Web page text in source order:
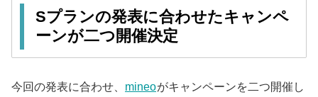
Sプランの発表に合わせたキャンペ
ーンが二つ開催決定
今回の発表に合わせ、 mineoがキャンペーンを二つ開催し